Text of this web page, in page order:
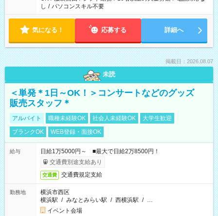
し / パソコンスキル不要
気になる！ 応募する 詳細へ
掲載日：2026.08.07
未読
＜単発＊1日～OK！＞コンサートなどのグッズ
販売スタッフ＊
アルバイト 職種未経験OK 社会人未経験OK
大学生歓迎
ブランクOK
WEB登録・面接OK
給与
日給1万5000円～ ■最大で日給2万8500円！
交通費別途支給あり
交通費 交通費規定支給
勤務地
横浜市西区
横浜駅 / みなとみらい駅 / 西横浜駅 / …
イベント会場